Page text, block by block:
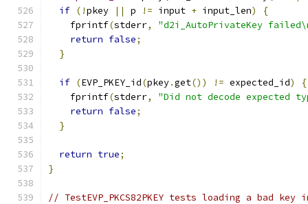
if (!pkey || p != input + input_len)
{
    fprintf
(stderr,
"d2i_AutoPrivateKey
return false;
}
if (EVP_PKEY_id(pkey.get()) != expected_id)
{
    fprintf
(stderr,
"Did not decode expected
return false;
}
return true;
}
// TestEVP_PKCS82PKEY tests loading a bad key